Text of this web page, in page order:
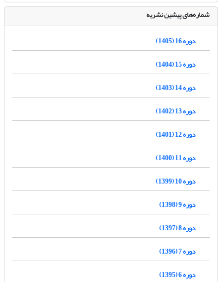
شماره‌های پیشین نشریه
دوره 16 (1405)
دوره 15 (1404)
دوره 14 (1403)
دوره 13 (1402)
دوره 12 (1401)
دوره 11 (1400)
دوره 10 (1399)
دوره 9 (1398)
دوره 8 (1397)
دوره 7 (1396)
دوره 6 (1395)